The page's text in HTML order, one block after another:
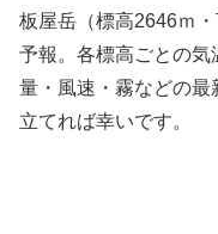
板屋岳（標高2646ｍ
予報。各標高ごとの
量・風速・霧などの最
立てれば幸いです。